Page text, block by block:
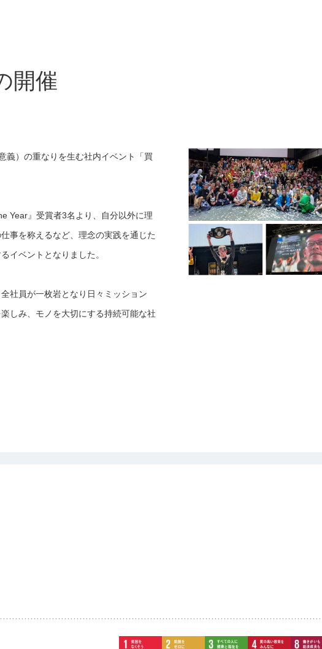
開催
義）の重なりを生む社内イベント「買
Year』受賞者3名より、自分以外に理
事を称えるなど、理念の実践を通じた
イベントとなりました。
社員が一枚岩となり日々ミッション
しみ、モノを大切にする持続可能な社